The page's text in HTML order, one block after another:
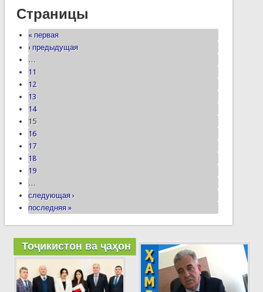
Страницы
« первая
‹ предыдущая
…
11
12
13
14
15
16
17
18
19
…
следующая ›
последняя »
Тоҷикистон ва ҷаҳон